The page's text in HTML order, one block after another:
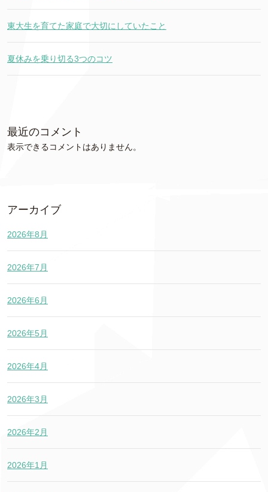
東大生を育てた家庭で大切にしていたこと
夏休みを乗り切る3つのコツ
最近のコメント
表示できるコメントはありません。
アーカイブ
2026年8月
2026年7月
2026年6月
2026年5月
2026年4月
2026年3月
2026年2月
2026年1月